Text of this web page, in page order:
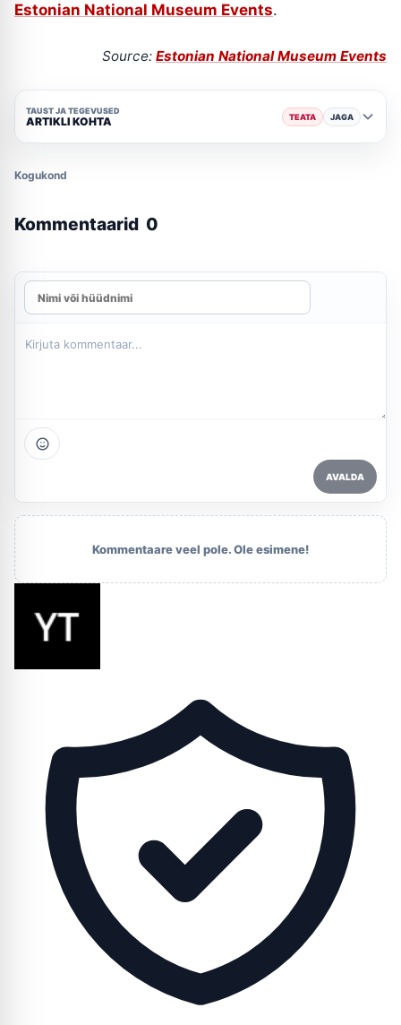
Estonian National Museum Events.
Source: Estonian National Museum Events
TAUST JA TEGEVUSED
ARTIKLI KOHTA TEATA JAGA
Kogukond
Kommentaarid 0
AVALDA
Kommentaare veel pole. Ole esimene!